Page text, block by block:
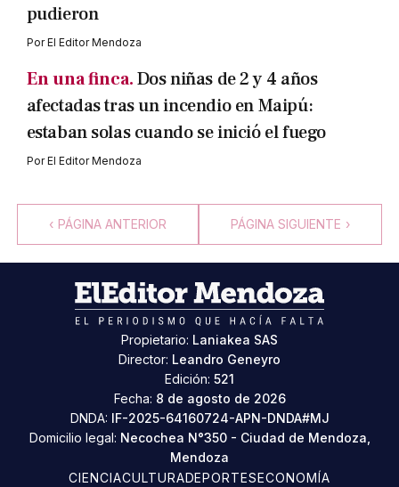
pudieron
PorEl Editor Mendoza
En una finca.Dos niñas de 2 y 4 años
afectadas tras un incendio en Maipú:
estaban solas cuando se inició el fuego
PorEl Editor Mendoza
‹ PÁGINA ANTERIOR PÁGINA SIGUIENTE ›
Propietario: Laniakea SAS
Director: Leandro Geneyro
Edición: 521
Fecha: 8 de agosto de 2026
DNDA: IF-2025-64160724-APN-DNDA#MJ
Domicilio legal: Necochea N°350 - Ciudad de Mendoza,
Mendoza
CIENCIACULTURADEPORTESECONOMÍA